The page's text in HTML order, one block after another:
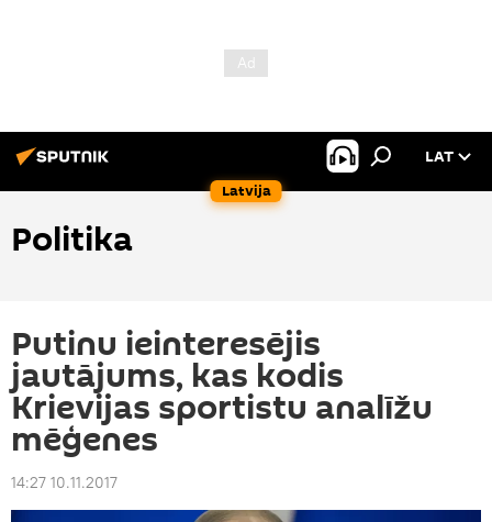
Latvija
LAT
Politika
Putinu ieinteresējis
jautājums, kas kodis
Krievijas sportistu analīžu
mēģenes
14:27 10.11.2017